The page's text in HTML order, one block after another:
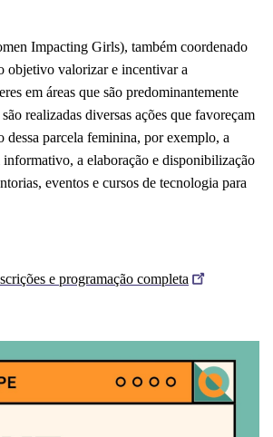
Impacting Girls), também coordenado
objetivo valorizar e incentivar a
em áreas que são predominantemente
realizadas diversas ações que favoreçam
dessa parcela feminina, por exemplo, a
a elaboração e disponibilização
eventos e cursos de tecnologia para
e programação completa